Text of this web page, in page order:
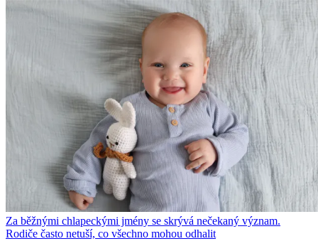
Za běžnými chlapeckými jmény se skrývá nečekaný význam.
Rodiče často netuší, co všechno mohou odhalit